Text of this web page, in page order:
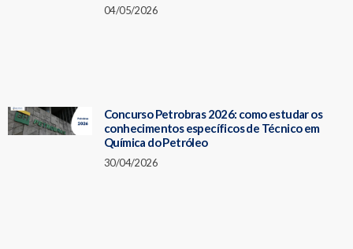
04/05/2026
Concurso Petrobras 2026: como estudar os
conhecimentos específicos de Técnico em
Química do Petróleo
30/04/2026